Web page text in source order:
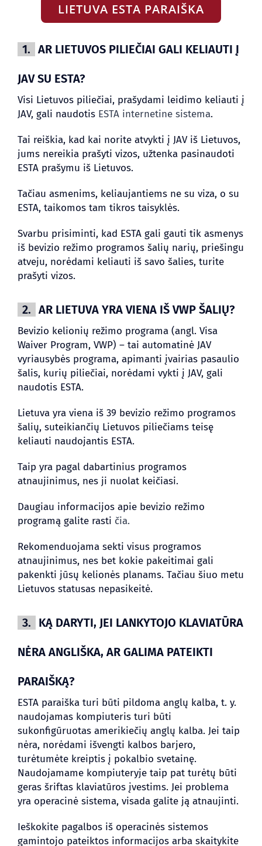
LIETUVA ESTA PARAIŠKA
1. AR LIETUVOS PILIEČIAI GALI KELIAUTI Į
JAV SU ESTA?
Visi Lietuvos piliečiai, prašydami leidimo keliauti į
JAV, gali naudotis ESTA internetine sistema.
Tai reiškia, kad kai norite atvykti į JAV iš Lietuvos,
jums nereikia prašyti vizos, užtenka pasinaudoti
ESTA prašymu iš Lietuvos.
Tačiau asmenims, keliaujantiems ne su viza, o su
ESTA, taikomos tam tikros taisyklės.
Svarbu prisiminti, kad ESTA gali gauti tik asmenys
iš bevizio režimo programos šalių narių, priešingu
atveju, norėdami keliauti iš savo šalies, turite
prašyti vizos.
2. AR LIETUVA YRA VIENA IŠ VWP ŠALIŲ?
Bevizio kelionių režimo programa (angl. Visa
Waiver Program, VWP) – tai automatinė JAV
vyriausybės programa, apimanti įvairias pasaulio
šalis, kurių piliečiai, norėdami vykti į JAV, gali
naudotis ESTA.
Lietuva yra viena iš 39 bevizio režimo programos
šalių, suteikiančių Lietuvos piliečiams teisę
keliauti naudojantis ESTA.
Taip yra pagal dabartinius programos
atnaujinimus, nes ji nuolat keičiasi.
Daugiau informacijos apie bevizio režimo
programą galite rasti čia.
Rekomenduojama sekti visus programos
atnaujinimus, nes bet kokie pakeitimai gali
pakenkti jūsų kelionės planams. Tačiau šiuo metu
Lietuvos statusas nepasikeitė.
3. KĄ DARYTI, JEI LANKYTOJO KLAVIATŪRA
NĖRA ANGLIŠKA, AR GALIMA PATEIKTI
PARAIŠKĄ?
ESTA paraiška turi būti pildoma anglų kalba, t. y.
naudojamas kompiuteris turi būti
sukonfigūruotas amerikiečių anglų kalba. Jei taip
nėra, norėdami išvengti kalbos barjero,
turėtumėte kreiptis į pokalbio svetainę.
Naudojamame kompiuteryje taip pat turėtų būti
geras šriftas klaviatūros įvestims. Jei problema
yra operacinė sistema, visada galite ją atnaujinti.
Ieškokite pagalbos iš operacinės sistemos
gamintojo pateiktos informacijos arba skaitykite